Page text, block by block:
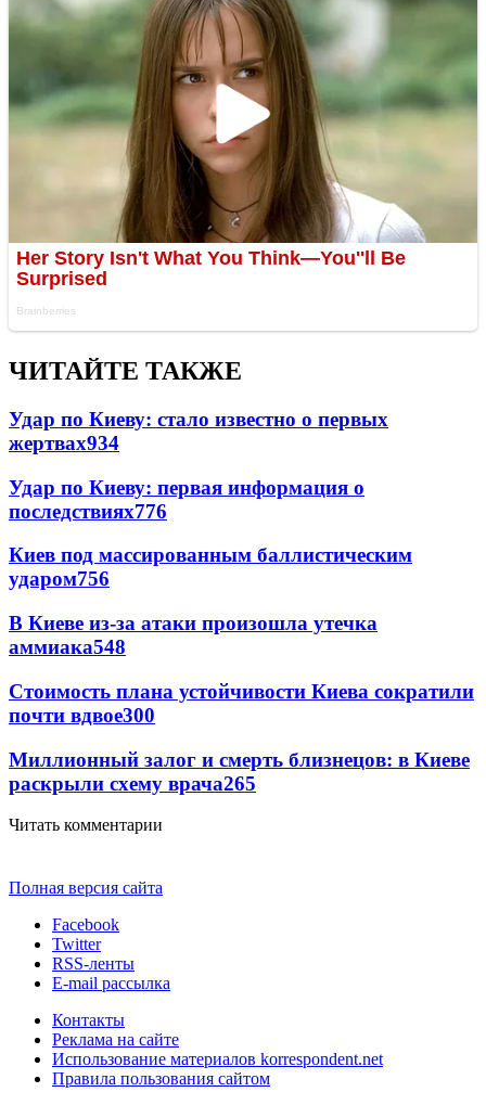
ЧИТАЙТЕ ТАКЖЕ
Удар по Киеву: стало известно о первых
жертвах934
Удар по Киеву: первая информация о
последствиях776
Киев под массированным баллистическим
ударом756
В Киеве из-за атаки произошла утечка
аммиака548
Стоимость плана устойчивости Киева сократили
почти вдвое300
Миллионный залог и смерть близнецов: в Киеве
раскрыли схему врача265
Читать комментарии
Полная версия сайта
Facebook
Twitter
RSS-ленты
E-mail рассылка
Контакты
Реклама на сайте
Использование материалов korrespondent.net
Правила пользования сайтом